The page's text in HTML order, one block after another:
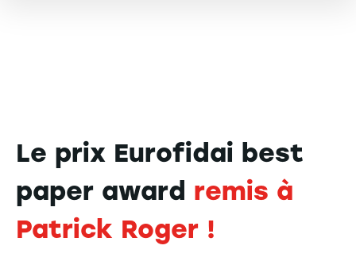
Le prix Eurofidai best
paper award remis à
Patrick Roger !